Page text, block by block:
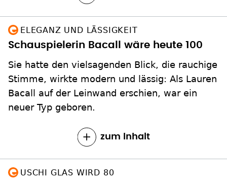
ELEGANZ UND LÄSSIGKEIT
Schauspielerin Bacall wäre heute 100
Sie hatte den vielsagenden Blick, die rauchige
Stimme, wirkte modern und lässig: Als Lauren
Bacall auf der Leinwand erschien, war ein
neuer Typ geboren.
zum Inhalt
USCHI GLAS WIRD 80